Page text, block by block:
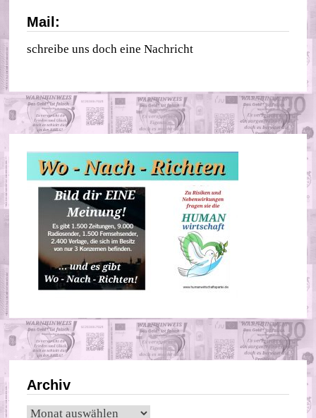
Mail:
schreibe uns doch eine Nachricht
Archiv
Archiv